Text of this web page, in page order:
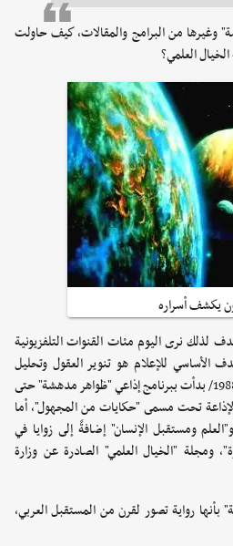
وغيرها من البرامج والمقالات، كيف حاولت
العلمي؟
يكشف أسراره
لذلك نرى اليوم مئات القنوات التلفزيونية
الأساسي للإعلام هو تنوير العقول وتحليل
الواقع لقراءة المستقبل، ففي عام /1988/ بدأت ببرنامج إذاعي "ظواهر مدهشة" حتى
الإذاعة تحت مسمى "حكايات من المجهول"، أما
ومستقبل الإنسان" إضافةً إلى زوايا في
ومجلة "الخيال العلمي" الصادرة عن وزارة
بأنها رواية تصور لقرن من المستقبل العربي،